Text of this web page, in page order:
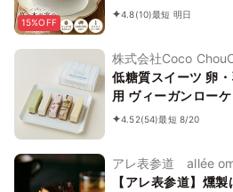
15%OFF
ト お中元 2026 ア
4.8(10)最短 明日
株式会社Coco
低糖質スイーツ 卵
用 ヴィーガンロー
《ヴィーガンスイ
4.52(54)最短 8/20
アレ表参道 allée
【アレ表参道】燻